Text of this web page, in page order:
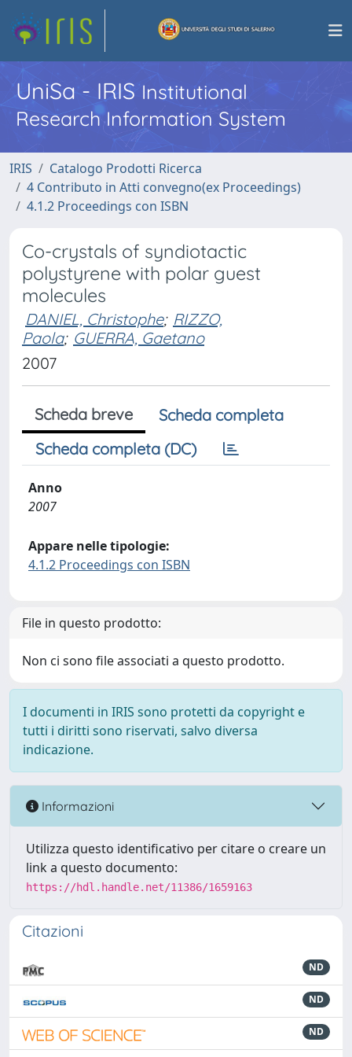
UniSa - IRISInstitutional
Research Information System
IRIS
Catalogo Prodotti Ricerca
4 Contributo in Atti convegno(ex Proceedings)
4.1.2 Proceedings con ISBN
Co-crystals of syndiotactic
polystyrene with polar guest
molecules
DANIEL, Christophe; RIZZO,
Paola; GUERRA, Gaetano
2007
Scheda breve
Scheda completa
Scheda completa (DC)
Anno
2007
Appare nelle tipologie:
4.1.2 Proceedings con ISBN
File in questo prodotto:
Non ci sono file associati a questo prodotto.
I documenti in IRIS sono protetti da copyright e
tutti i diritti sono riservati, salvo diversa
indicazione.
Informazioni
Utilizza questo identificativo per citare o creare un
link a questo documento:
https://hdl.handle.net/11386/1659163
Citazioni
ND
ND
ND